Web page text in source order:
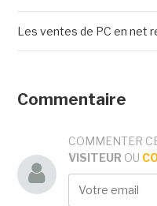
Les ventes de PC en net
Commentaire
COMMENTER
VISITEUR OU